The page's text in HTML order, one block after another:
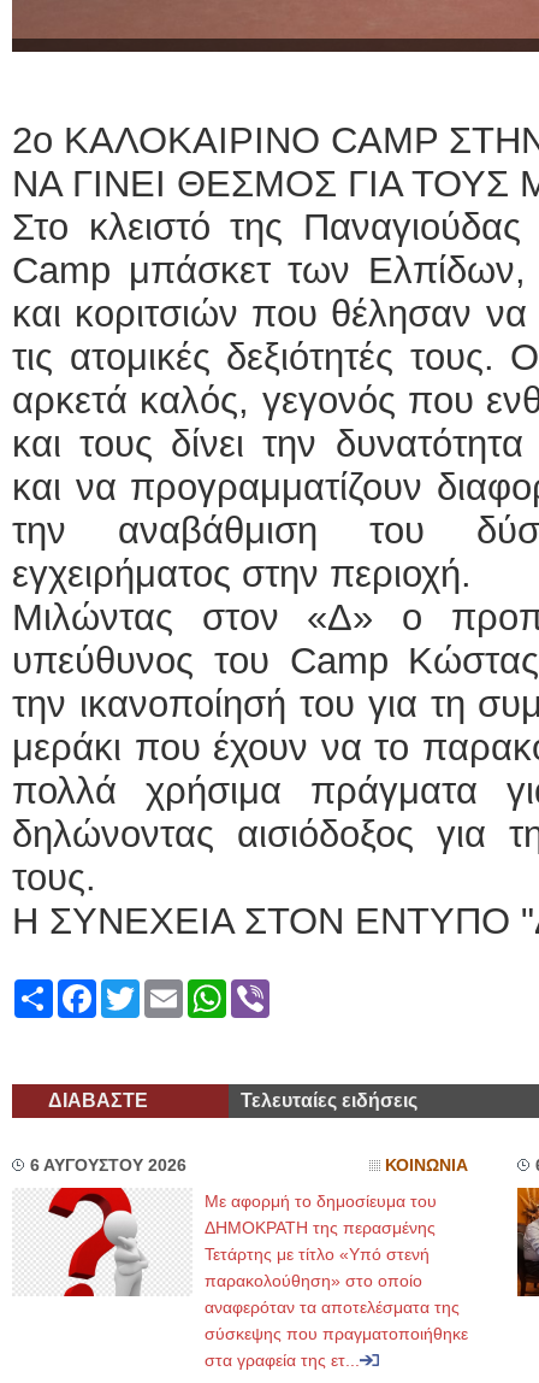
2ο ΚΑΛΟΚΑΙΡΙΝΟ CAMP
ΝΑ ΓΙΝΕΙ ΘΕΣΜΟΣ ΓΙΑ
Στο κλειστό της
Camp μπάσκετ των Ελπίδων,
και κοριτσιών που θέλησαν
τις ατομικές δεξιότητές
αρκετά καλός, γεγονός που
και τους δίνει την
και να προγραμματίζουν
την αναβάθμιση του
εγχειρήματος στην περιοχή.
Μιλώντας στον «Δ» ο
υπεύθυνος του Camp
την ικανοποίησή του για τη
μεράκι που έχουν να το
πολλά χρήσιμα πράγματα
δηλώνοντας αισιόδοξος για
τους.
Η ΣΥΝΕΧΕΙΑ ΣΤΟΝ ΕΝΤΥΠΟ
ShareFacebook
TwitterEmailWhatsApp
ΔΙΑΒΑΣΤΕ Τελευταίες ειδήσεις
6 ΑΥΓΟΥΣΤΟΥ 2026 ΚΟΙΝΩΝΙΑ
Με αφορμή το δημοσίευμα του
ΔΗΜΟΚΡΑΤΗ της περασμένης
Τετάρτης με τίτλο «Υπό στενή
παρακολούθηση» στο οποίο
αναφερόταν τα αποτελέσματα της
σύσκεψης που πραγματοποιήθηκε
στα γραφεία της ετ...